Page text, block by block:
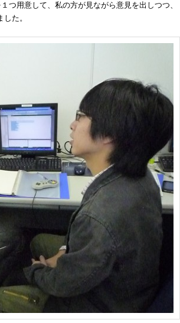
つ用意して、私の方が見ながら意見を出しつつ、
た。